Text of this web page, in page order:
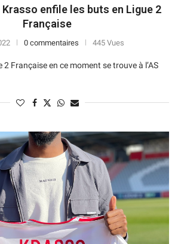
enfile les buts en Ligue 2
Française
0 commentaires 445 Vues
Française en ce moment se trouve à l’AS